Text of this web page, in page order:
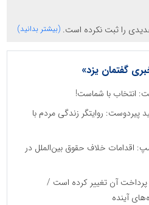
را ثبت نکرده است. (بیشتر بدانید)
گفتمان یزد»
انتخاب با شماست!
پیردوست: روایتگر زندگی مردم با
اقدامات خلاف حقوق بین‌الملل در
آن تغییر کرده است /
آینده